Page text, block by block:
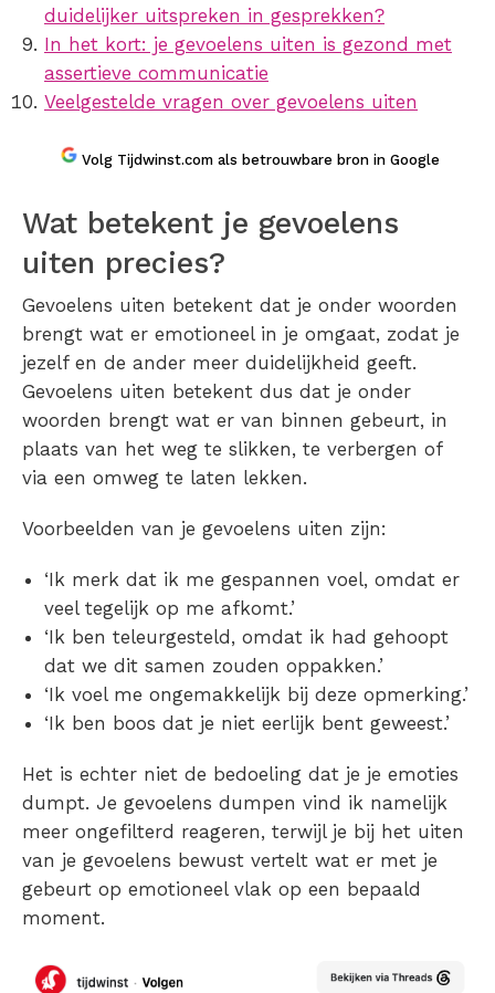
duidelijker uitspreken in gesprekken?
In het kort: je gevoelens uiten is gezond met
assertieve communicatie
Veelgestelde vragen over gevoelens uiten
Volg Tijdwinst.com als betrouwbare bron in Google
Wat betekent je gevoelens
uiten precies?
Gevoelens uiten betekent dat je onder woorden
brengt wat er emotioneel in je omgaat, zodat je
jezelf en de ander meer duidelijkheid geeft.
Gevoelens uiten betekent dus dat je onder
woorden brengt wat er van binnen gebeurt, in
plaats van het weg te slikken, te verbergen of
via een omweg te laten lekken.
Voorbeelden van je gevoelens uiten zijn:
‘Ik merk dat ik me gespannen voel, omdat er
veel tegelijk op me afkomt.’
‘Ik ben teleurgesteld, omdat ik had gehoopt
dat we dit samen zouden oppakken.’
‘Ik voel me ongemakkelijk bij deze opmerking.’
‘Ik ben boos dat je niet eerlijk bent geweest.’
Het is echter niet de bedoeling dat je je emoties
dumpt. Je gevoelens dumpen vind ik namelijk
meer ongefilterd reageren, terwijl je bij het uiten
van je gevoelens bewust vertelt wat er met je
gebeurt op emotioneel vlak op een bepaald
moment.